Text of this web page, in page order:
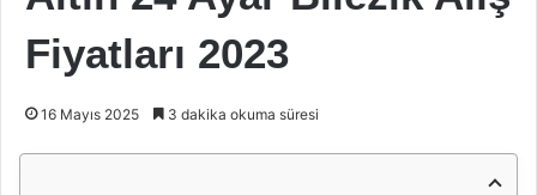
Fiyatları 2023
16 Mayıs 2025 3 dakika okuma süresi